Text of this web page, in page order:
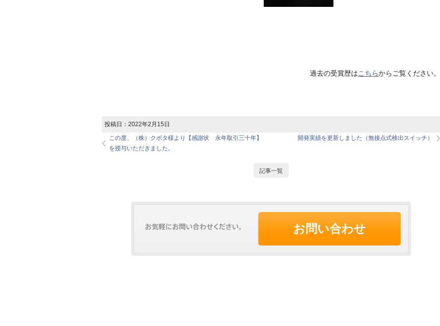
過去の受賞歴はこちらからご覧ください。
投稿日：2022年2月15日
開発実績を更新しました（無接点式検出スイッチ）
この度、（株）クボタ様より【感謝状 永年取引三十年】
を授与いただきました。
記事一覧
お問い合わせ